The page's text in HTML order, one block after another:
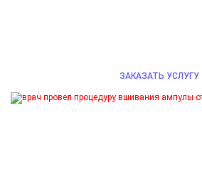
ЗАКАЗАТЬ УСЛУГУ